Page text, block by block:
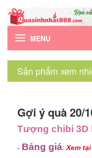
MENU
Sản phẩm xem
Gợi ý quà 20/
Tượng chibi 3D
- Bảng giá: Xem